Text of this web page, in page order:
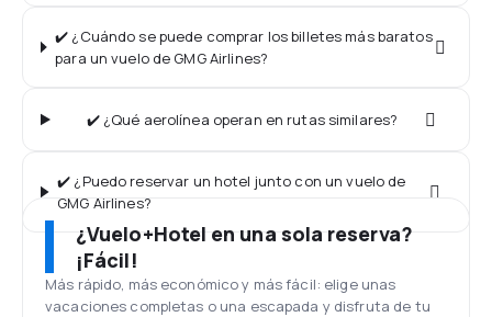
✔️ ¿Cuándo se puede comprar los billetes más baratos
para un vuelo de GMG Airlines?
✔️ ¿Qué aerolínea operan en rutas similares?
✔️ ¿Puedo reservar un hotel junto con un vuelo de
GMG Airlines?
¿Vuelo+Hotel en una sola reserva?
¡Fácil!
Más rápido, más económico y más fácil: elige unas
vacaciones completas o una escapada y disfruta de tu